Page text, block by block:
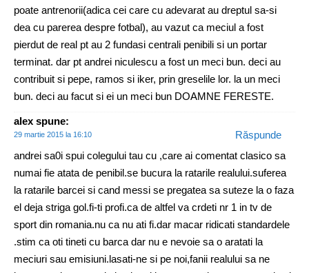
poate antrenorii(adica cei care cu adevarat au dreptul sa-si
dea cu parerea despre fotbal), au vazut ca meciul a fost
pierdut de real pt au 2 fundasi centrali penibili si un portar
terminat. dar pt andrei niculescu a fost un meci bun. deci au
contribuit si pepe, ramos si iker, prin greselile lor. la un meci
bun. deci au facut si ei un meci bun DOAMNE FERESTE.
alex spune:
29 martie 2015 la 16:10
andrei sa0i spui colegului tau cu ,care ai comentat clasico sa
numai fie atata de penibil.se bucura la ratarile realului.suferea
la ratarile barcei si cand messi se pregatea sa suteze la o faza
el deja striga gol.fi-ti profi.ca de altfel va crdeti nr 1 in tv de
sport din romania.nu ca nu ati fi.dar macar ridicati standardele
.stim ca oti tineti cu barca dar nu e nevoie sa o aratati la
meciuri sau emisiuni.lasati-ne si pe noi,fanii realului sa ne
Răspunde